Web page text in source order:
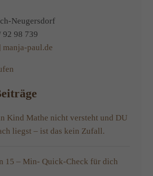
Neugersdorf
92 98 739
paul.de
Kind Mathe nicht versteht und DU
liegst – ist das kein Zufall.
15 – Min- Quick-Check für dich